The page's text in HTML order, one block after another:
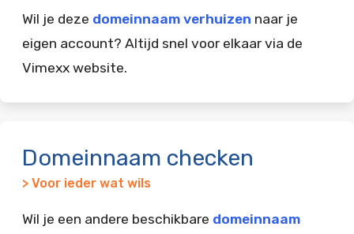
Wil je deze domeinnaam verhuizen naar je
eigen account? Altijd snel voor elkaar via de
Vimexx website.
Domeinnaam checken
> Voor ieder wat wils
Wil je een andere beschikbare domeinnaam